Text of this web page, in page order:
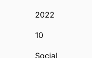
2022
10
Social